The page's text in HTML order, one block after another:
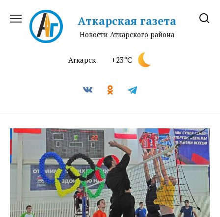
содержанию
Аткарская газета
Новости Аткарского района
Аткарск +23°C